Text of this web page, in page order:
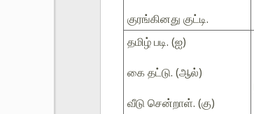
குரங்கினது குட்டி.
தமிழ் படி. (ஐ)
கை தட்டு. (ஆல்)
வீடு சென்றாள். (கு)